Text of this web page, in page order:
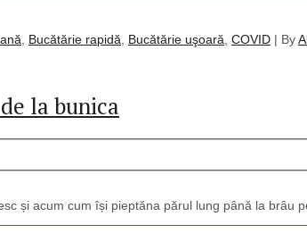
Bucătărie rapidă Bucătărie uşoară COVID | By
la bunica
și acum cum își pieptăna părul lung până la brâu